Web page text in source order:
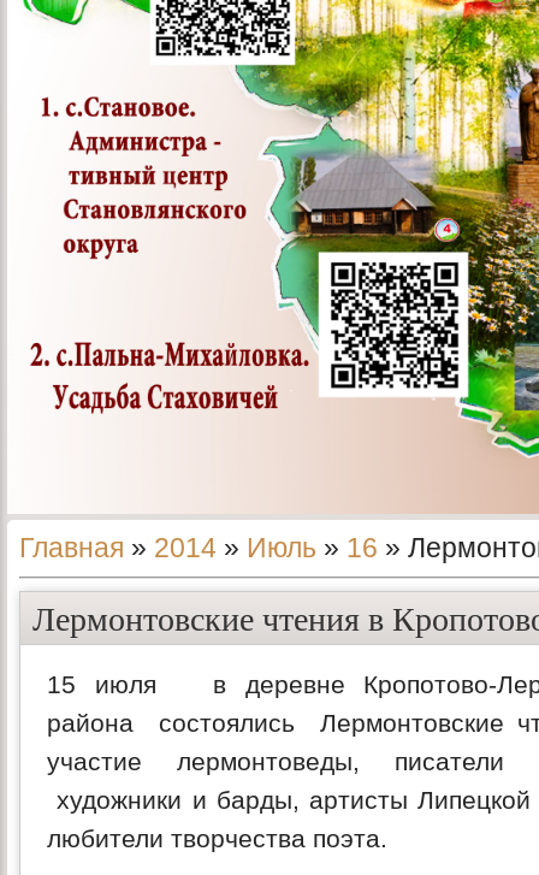
Главная » 2014 » Июль » 16 »
Лермонтовские чтения в
15 июля в деревне Кропотово-
района состоялись Лермонтовские
участие лермонтоведы,
художники и барды, артисты
любители творчества поэта.